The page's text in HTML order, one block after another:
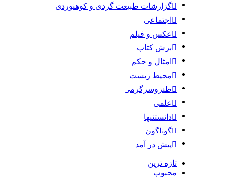
گزارشات طبیعت گردی و کوهنوردی
اجتماعی
عکس و فیلم
برش کتاب
امثال و حکم
محیط زیست
طنزوسرگرمی
علمی
دانستنیها
گوناگون
پیش در آمد
تازه ترین
محبوب